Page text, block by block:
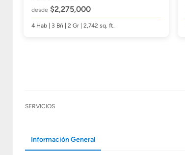
desde $2,275,000
4 Hab | 3 Bñ | 2 Gr | 2,742 sq. ft.
SERVICIOS
Información General